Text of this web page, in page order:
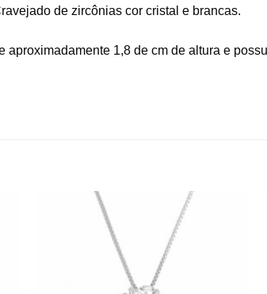
de zircônias cor cristal e brancas.
1,8 de cm de altura e